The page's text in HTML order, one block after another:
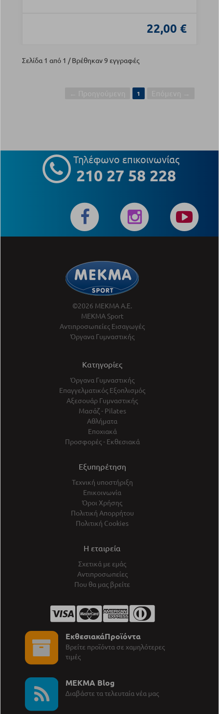
22,00 €
Σελίδα 1 από 1 / Βρέθηκαν 9 εγγραφές
1
Τηλέφωνο επικοινωνίας
210 27 58 228
©2026 ΜΕΚΜΑ Α.Ε.
ΜΕΚΜΑ Sport
Αντιπροσωπείες Εισαγωγές
Όργανα Γυμναστικής
Κατηγορίες
Όργανα Γυμναστικής
Επαγγελματικός Εξοπλισμός
Αξεσουάρ Γυμναστικής
Μασάζ - Pilates
Αθλήματα
Εποχιακά
Προσφορές - Εκθεσιακά
Εξυπηρέτηση
Τεχνική υποστήριξη
Επικοινωνία
Όροι Χρήσης
Πολιτική Απορρήτου
Πολιτική Cookies
Η εταιρεία
Σχετικά με εμάς
Αντιπροσωπείες
Που θα μας βρείτε
ΕκθεσιακάΠροϊόντα
Βρείτε προϊόντα σε χαμηλότερες
τιμές
MEKMA Blog
∆ιαβάστε τα τελευταία νέα μας